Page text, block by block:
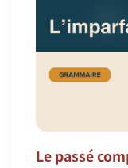
Le passé